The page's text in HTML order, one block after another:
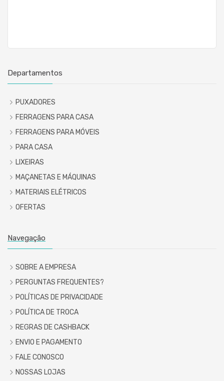
Departamentos
PUXADORES
FERRAGENS PARA CASA
FERRAGENS PARA MÓVEIS
PARA CASA
LIXEIRAS
MAÇANETAS E MÁQUINAS
MATERIAIS ELÉTRICOS
OFERTAS
Navegação
SOBRE A EMPRESA
PERGUNTAS FREQUENTES?
POLÍTICAS DE PRIVACIDADE
POLÍTICA DE TROCA
REGRAS DE CASHBACK
ENVIO E PAGAMENTO
FALE CONOSCO
NOSSAS LOJAS